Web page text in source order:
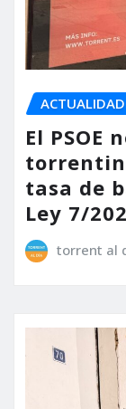
ACTUALIDAD
El PSOE
tasa de
Ley 7/
torrent al